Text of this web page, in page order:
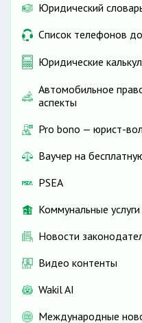
Юридический
Список телефонов
Юридические
Автомобильное
аспекты
Pro bono — юрист-
Ваучер на
PSEA
Коммунальные услуги
Новости
Видео контенты
Wakil AI
Международные